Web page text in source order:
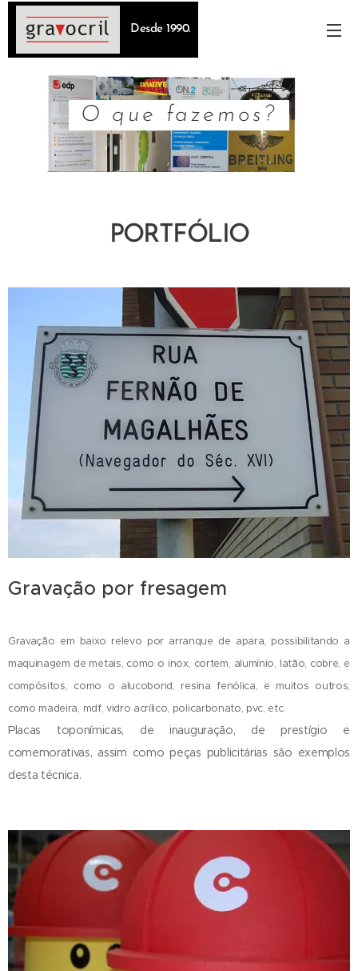
Desde 1990.
O que fazemos?
PORTFÓLIO
Gravação por fresagem
Gravação em baixo relevo por arranque de apara, possibilitando a
maquinagem de metais, como o inox, cortem, alumínio, latão, cobre, e
compósitos, como o alucobond, resina fenólica, e muitos outros,
como madeira, mdf, vidro acrílico, policarbonato, pvc, etc.
Placas toponímicas, de inauguração, de prestígio e
comemorativas, assim como peças publicitárias são exemplos
desta técnica.